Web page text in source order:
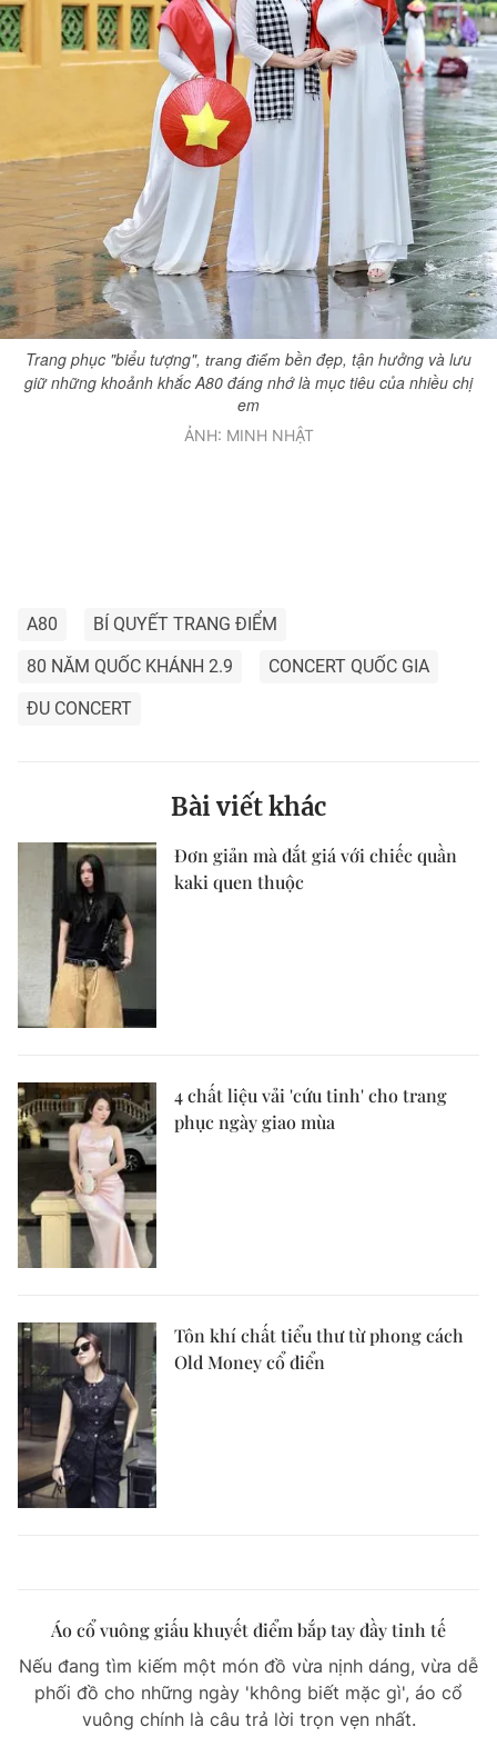
Trang phục "biểu tượng", trang điểm bền đẹp, tận hưởng và lưu
giữ những khoảnh khắc A80 đáng nhớ là mục tiêu của nhiều chị
em
ẢNH: MINH NHẬT
A80
BÍ QUYẾT TRANG ĐIỂM
80 NĂM QUỐC KHÁNH 2.9
CONCERT QUỐC GIA
ĐU CONCERT
Bài viết khác
Đơn giản mà đắt giá với chiếc quần
kaki quen thuộc
4 chất liệu vải 'cứu tinh' cho trang
phục ngày giao mùa
Tôn khí chất tiểu thư từ phong cách
Old Money cổ điển
Áo cổ vuông giấu khuyết điểm bắp tay đầy tinh tế
Nếu đang tìm kiếm một món đồ vừa nịnh dáng, vừa dễ
phối đồ cho những ngày 'không biết mặc gì', áo cổ
vuông chính là câu trả lời trọn vẹn nhất.